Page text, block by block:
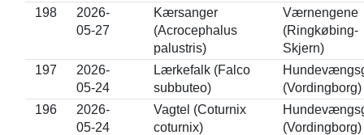
198
2026-
05-27
Kærsanger
(Acrocephalus
palustris)
Værnengene
(Ringkøbing-
Skjern)
197
2026-
05-24
Lærkefalk (Falco
subbuteo)
(Vordingborg)
196
2026-
05-24
Vagtel (Coturnix
coturnix)
(Vordingborg)